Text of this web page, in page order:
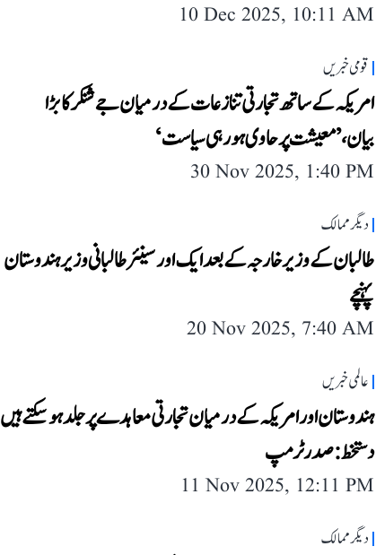
10 Dec 2025, 10:11 AM
قومی خبریں
امریکہ کے ساتھ تجارتی تنازعات کے درمیان جے شنکر کا بڑا
بیان،’معیشت پر حاوی ہورہی سیاست‘
30 Nov 2025, 1:40 PM
دیگر ممالک
طالبان کے وزیر خارجہ کے بعد ایک اور سینئر طالبانی وزیر ہندوستان
پہنچے
20 Nov 2025, 7:40 AM
عالمی خبریں
ہندوستان اور امریکہ کے درمیان تجارتی معاہدے پر جلد ہو سکتے ہیں
دستخط: صدر ٹرمپ
11 Nov 2025, 12:11 PM
دیگر ممالک